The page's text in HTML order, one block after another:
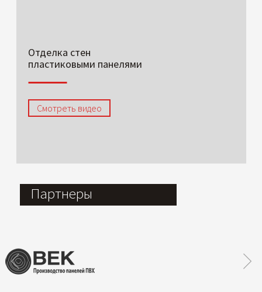
Отделка стен
пластиковыми панелями
Смотреть видео
Партнеры